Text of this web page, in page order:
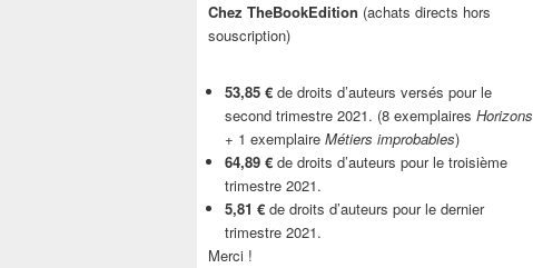
Chez TheBookEdition (achats directs hors
souscription)
53,85 € de droits d’auteurs versés pour le
second trimestre 2021. (8 exemplaires Horizons
+ 1 exemplaire Métiers improbables)
64,89 € de droits d’auteurs pour le troisième
trimestre 2021.
5,81 € de droits d’auteurs pour le dernier
trimestre 2021.
Merci !